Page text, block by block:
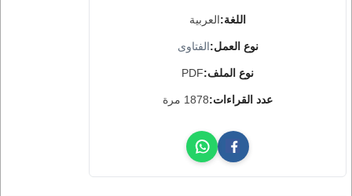
اللغة:العربية
نوع العمل:الفتاوى
نوع الملف:PDF
عدد القراءات:1878 مرة